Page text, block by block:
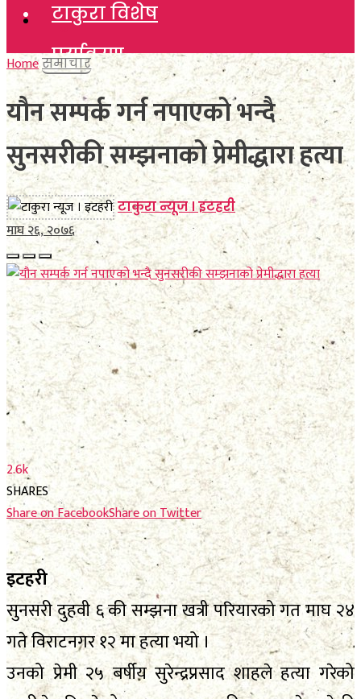
टाकुरा विशेष
पर्यावरण
विचार
कला साहित्य
खेलकुद
विविध
अन्तर्वार्ता
मनाेरञ्जन
फाेटाे फिचर
निर्वाचन
भिजिट नेपाल
सम्पादकीय
स्थानीय निर्वाचन
No Result
View All Result
टाकुरा विशेष
पर्यावरण
विचार
कला साहित्य
खेलकुद
विविध
अन्तर्वार्ता
मनाेरञ्जन
फाेटाे फिचर
निर्वाचन
भिजिट नेपाल
सम्पादकीय
स्थानीय निर्वाचन
No Result
View All Result
Homeसमाचार
यौन सम्पर्क गर्न नपाएको भन्दै
सुनसरीकी सम्झनाको प्रेमीद्धारा हत्या
टाकुरा न्यूज । इटहरी
माघ २६, २०७६
2.6k
SHARES
Share on FacebookShare on Twitter
इटहरी
सुनसरी दुहवी ६ की सम्झना खत्री परियारको गत माघ २४
गते विराटनगर १२ मा हत्या भयो ।
उनको प्रेमी २५ बर्षीय सुरेन्द्रप्रसाद शाहले हत्या गरेको